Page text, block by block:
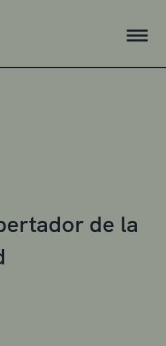
de la